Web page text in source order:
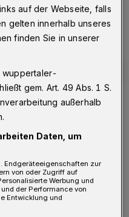
auf der Webseite, falls
gelten innerhalb unseres
finden Sie in unserer
wuppertaler-
gem. Art. 49 Abs. 1 S.
außerhalb
Daten, um
Endgeräteeigenschaften zur
von oder Zugriff auf
Werbung und
der Performance von
Entwicklung und